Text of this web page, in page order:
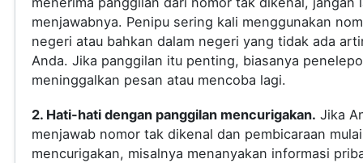
menjawabnya. Penipu sering kali menggunakan
negeri atau bahkan dalam negeri yang tidak ada
Anda. Jika panggilan itu penting, biasanya
meninggalkan pesan atau mencoba lagi.
2. Hati-hati dengan panggilan mencurigakan. Jika
menjawab nomor tak dikenal dan pembicaraan mulai
mencurigakan, misalnya menanyakan informasi